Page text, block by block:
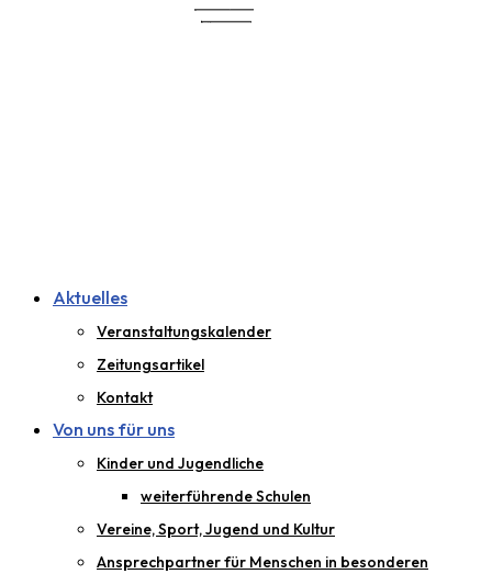
Aktuelles
Veranstaltungskalender
Zeitungsartikel
Kontakt
Von uns für uns
Kinder und Jugendliche
weiterführende Schulen
Vereine, Sport, Jugend und Kultur
Ansprechpartner für Menschen in besonderen